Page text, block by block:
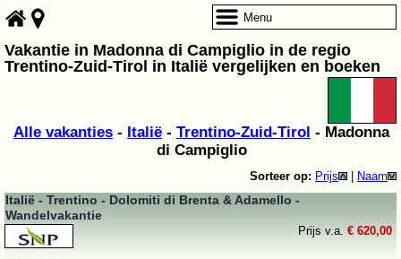
Vakantie in Madonna di Campiglio in de regio
Trentino-Zuid-Tirol in Italië vergelijken en boeken
Alle vakanties - Italië - Trentino-Zuid-Tirol - Madonna
di Campiglio
Sorteer op: Prijs Naam
Italië - Trentino - Dolomiti di Brenta & Adamello -
Wandelvakantie
Prijs v.a. € 620,00
Menu